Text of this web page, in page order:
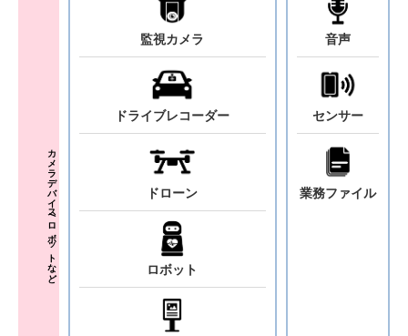
カメラデバイス/ロボットなど
監視カメラ
ドライブレコーダー
ドローン
ロボット
音声
センサー
業務ファイル